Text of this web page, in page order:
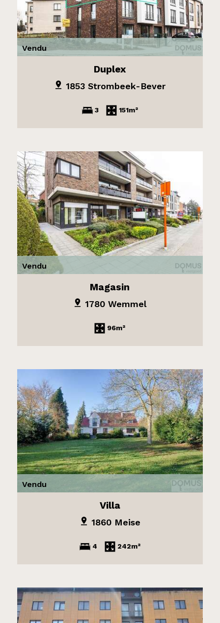
Vendu
Duplex
1853 Strombeek-Bever
3 151m²
Vendu
Magasin
1780 Wemmel
96m²
Vendu
Villa
1860 Meise
4 242m²